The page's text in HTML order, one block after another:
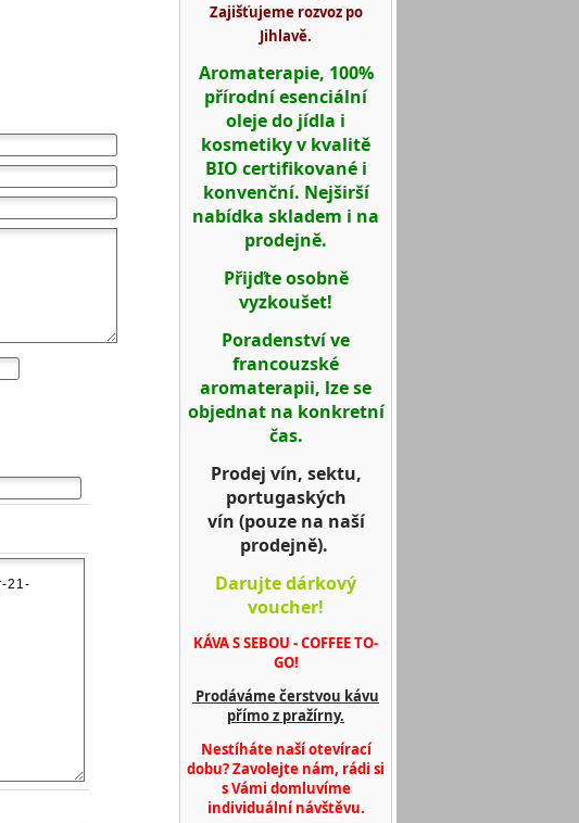
Zajišťujeme rozvoz po
Jihlavě.
Aromaterapie, 100%
přírodní esenciální
oleje do jídla i
kosmetiky v kvalitě
BIO certifikované i
konvenční. Nejširší
nabídka skladem i na
prodejně.
Přijďte osobně
vyzkoušet!
Poradenství ve
francouzské
aromaterapii, lze se
objednat na konkretní
čas.
Prodej vín, sektu,
portugaských
vín (pouze na naší
prodejně).
Darujte dárkový
voucher!
KÁVA S SEBOU - COFFEE TO-
GO!
Prodáváme čerstvou kávu
přímo z pražírny.
Nestíháte naší otevírací
dobu? Zavolejte nám, rádi si
s Vámi domluvíme
individuální návštěvu.